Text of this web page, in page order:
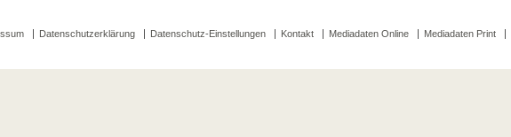
Datenschutzerklärung Datenschutz-Einstellungen Kontakt Mediadaten Online Mediadaten Print